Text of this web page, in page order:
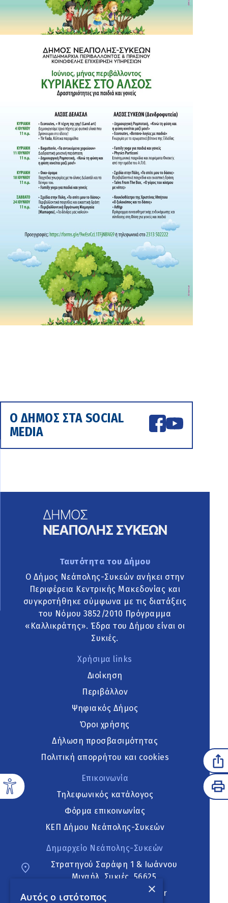
Ο ΔΗΜΟΣ ΣΤΑ SOCIAL
MEDIA
Ταυτότητα του Δήμου
Ο Δήμος Νεάπολης-Συκεών ανήκει στην
Περιφέρεια Κεντρικής Μακεδονίας και
συγκροτήθηκε σύμφωνα με τις διατάξεις
του Νόμου 3852/2010 Πρόγραμμα
«Καλλικράτης». Έδρα του Δήμου είναι οι
Συκιές.
Χρήσιμα links
Διοίκηση
Περιβάλλον
Ψηφιακός Δήμος
Όροι χρήσης
Δήλωση προσβασιμότητας
Πολιτική απορρήτου και cookies
Επικοινωνία
Τηλεφωνικός κατάλογος
Φόρμα επικοινωνίας
ΚΕΠ Δήμου Νεάπολης-Συκεών
Δημαρχείο Νεάπολης-Συκεών
Στρατηγού Σαράφη 1 & Ιωάννου
Μιχαήλ, Συκιές, 56625
neapoli.sykies@ddt.gov.gr
×
Αυτός ο ιστότοπος